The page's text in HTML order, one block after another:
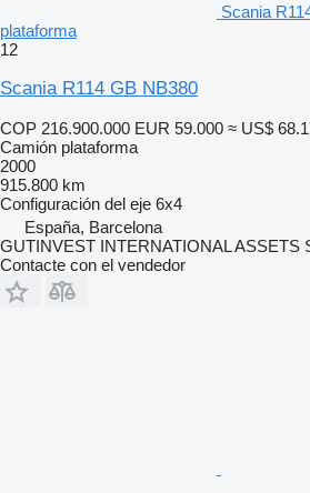
Scania
plataforma
12
Scania R114 GB NB380
COP 216.900.000 EUR 59.000 ≈ US$
Camión plataforma
2000
915.800 km
Configuración del eje 6x4
España, Barcelona
GUTINVEST INTERNATIONAL ASSETS
Contacte con el vendedor